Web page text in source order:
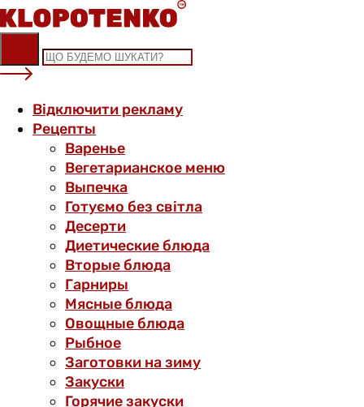
Skip
to
content
Відключити рекламу
Рецепты
Варенье
Вегетарианское меню
Выпечка
Готуємо без світла
Десерти
Диетические блюда
Вторые блюда
Гарниры
Мясные блюда
Овощные блюда
Рыбное
Заготовки на зиму
Закуски
Горячие закуски